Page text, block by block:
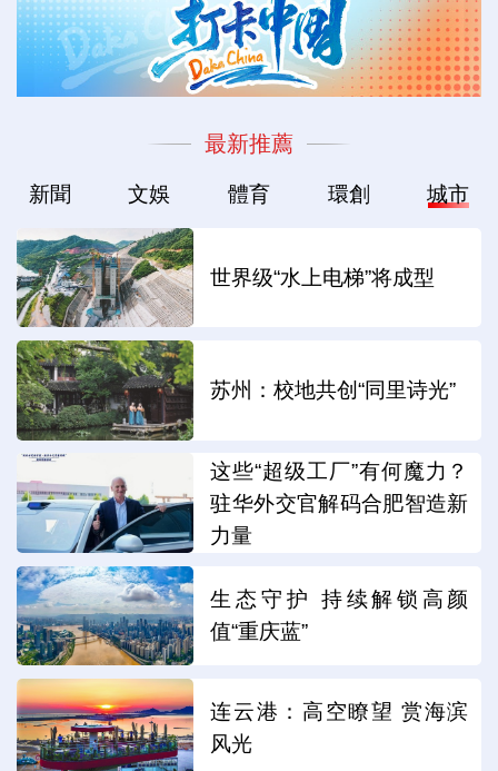
最新推薦
新聞 文娛 體育 環創 城市
世界级“水上电梯”将成型
苏州：校地共创“同里诗光”
这些“超级工厂”有何魔力？
驻华外交官解码合肥智造新
力量
生态守护 持续解锁高颜
值“重庆蓝”
连云港：高空瞭望 赏海滨
风光